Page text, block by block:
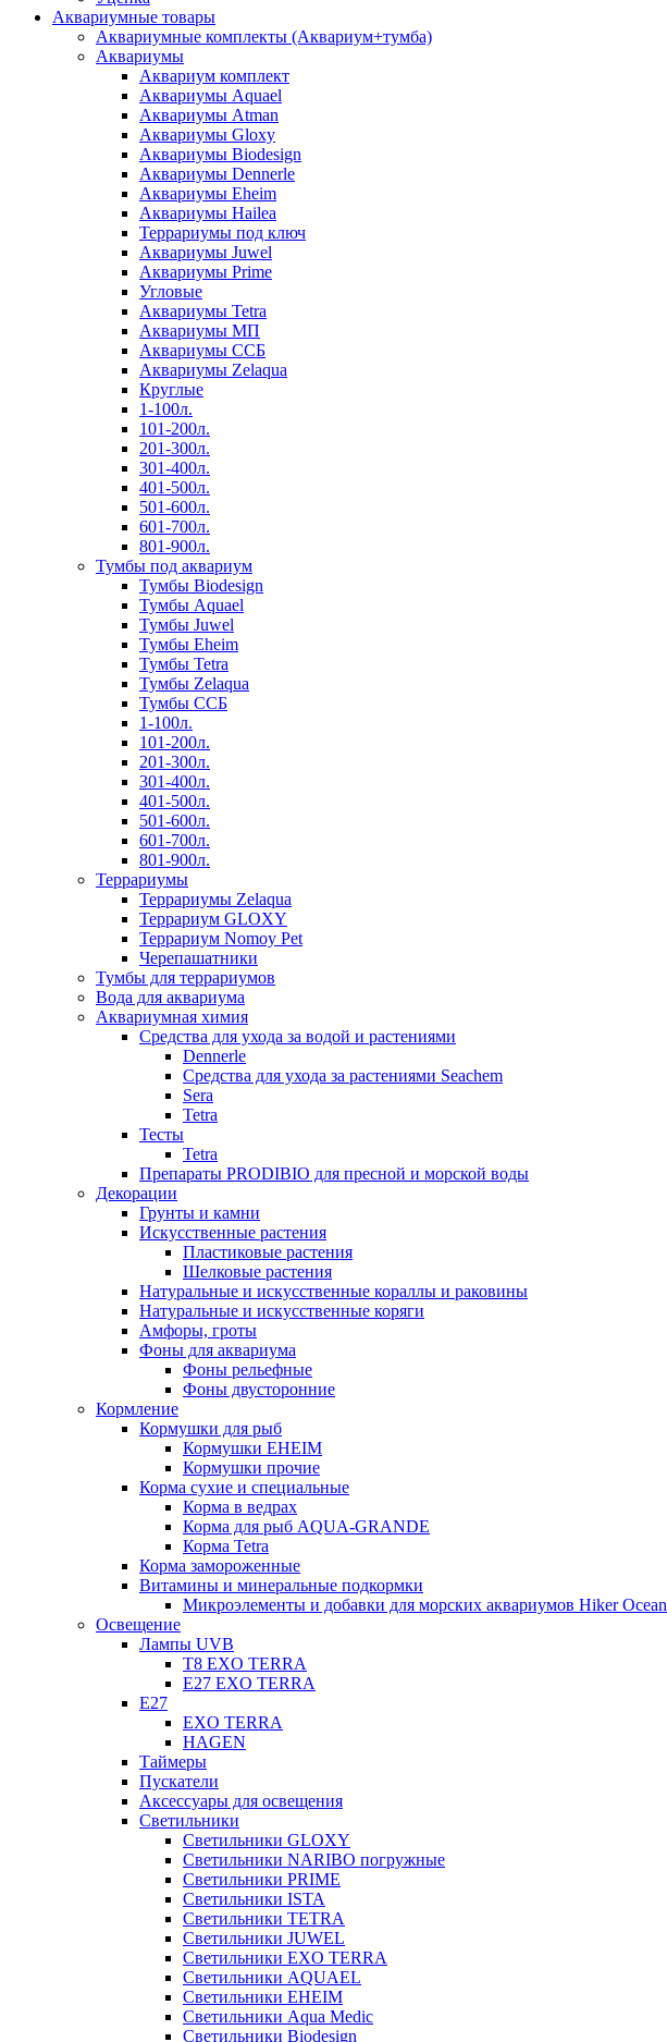
Аквариумные товары
Аквариумные комплекты (Аквариум+тумба)
Аквариумы
Аквариум комплект
Аквариумы Aquael
Аквариумы Atman
Аквариумы Gloxy
Аквариумы Biodesign
Аквариумы Dennerle
Аквариумы Eheim
Аквариумы Hailea
Террариумы под ключ
Аквариумы Juwel
Аквариумы Prime
Угловые
Аквариумы Tetra
Аквариумы МП
Аквариумы ССБ
Аквариумы Zelaqua
Круглые
1-100л.
101-200л.
201-300л.
301-400л.
401-500л.
501-600л.
601-700л.
801-900л.
Тумбы под аквариум
Тумбы Biodesign
Тумбы Aquael
Тумбы Juwel
Тумбы Eheim
Тумбы Tetra
Тумбы Zelaqua
Тумбы ССБ
1-100л.
101-200л.
201-300л.
301-400л.
401-500л.
501-600л.
601-700л.
801-900л.
Террариумы
Террариумы Zelaqua
Террариум GLOXY
Террариум Nomoy Pet
Черепашатники
Тумбы для террариумов
Вода для аквариума
Аквариумная химия
Средства для ухода за водой и растениями
Dennerle
Средства для ухода за растениями Seachem
Sera
Tetra
Тесты
Tetra
Препараты PRODIBIO для пресной и морской воды
Декорации
Грунты и камни
Искусственные растения
Пластиковые растения
Шелковые растения
Натуральные и искусственные кораллы и раковины
Натуральные и искусственные коряги
Амфоры, гроты
Фоны для аквариума
Фоны рельефные
Фоны двусторонние
Кормление
Кормушки для рыб
Кормушки EHEIM
Кормушки прочие
Корма сухие и специальные
Корма в ведрах
Корма для рыб AQUA-GRANDE
Корма Tetra
Корма замороженные
Витамины и минеральные подкормки
Микроэлементы и добавки для морских аквариумов Hiker Ocean
Освещение
Лампы UVB
Т8 EXO TERRA
Е27 EXO TERRA
Е27
EXO TERRA
HAGEN
Таймеры
Пускатели
Аксессуары для освещения
Светильники
Светильники GLOXY
Светильники NARIBO погружные
Светильники PRIME
Светильники ISTA
Светильники TETRA
Светильники JUWEL
Светильники EXO TERRA
Светильники AQUAEL
Светильники EHEIM
Светильники Aqua Medic
Светильники Biodesign